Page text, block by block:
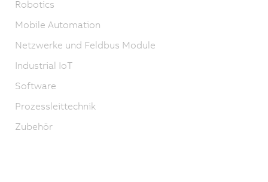
Robotics
Mobile Automation
Netzwerke und Feldbus Module
Industrial IoT
Software
Prozessleittechnik
Zubehör